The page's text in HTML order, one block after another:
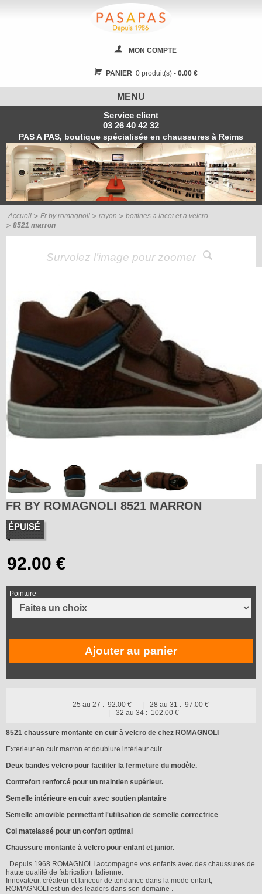
MON COMPTE
PANIER0 produit(s) - 0.00 €
MENU
Service client
03 26 40 42 32
PAS A PAS, boutique spécialisée en chaussures à Reims
Accueil Fr by romagnoli rayon
bottines a lacet et a velcro
8521 marron
Survolez l’image pour zoomer
FR BY ROMAGNOLI 8521 MARRON
Pointure
Ajouter au panier
25 au 27 : 92.00 € 28 au 31 : 97.00 €
32 au 34 : 102.00 €
8521 chaussure montante en cuir à velcro de chez ROMAGNOLI
Exterieur en cuir marron et doublure intérieur cuir
Deux bandes velcro pour faciliter la fermeture du modèle.
Contrefort renforcé pour un maintien supérieur.
Semelle intérieure en cuir avec soutien plantaire
Semelle amovible permettant l'utilisation de semelle correctrice
Col matelassé pour un confort optimal
Chaussure montante à velcro pour enfant et junior.
Depuis 1968 ROMAGNOLI accompagne vos enfants avec des chaussures de
haute qualité de fabrication Italienne.
Innovateur, créateur et lanceur de tendance dans la mode enfant,
ROMAGNOLI est un des leaders dans son domaine .